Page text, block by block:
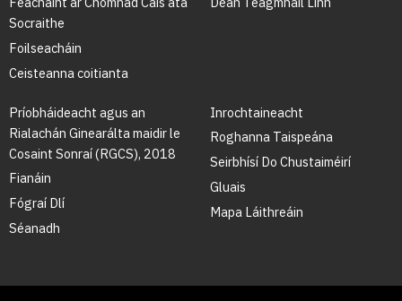
Socraithe
Foilseacháin
Ceisteanna coitianta
Príobháideacht agus an
Rialachán Ginearálta maidir le
Cosaint Sonraí (RGCS), 2018
Fianáin
Fógraí Dlí
Séanadh
Inrochtaineacht
Roghanna Taispeána
Seirbhísí Do Chustaiméirí
Gluais
Mapa Láithreáin